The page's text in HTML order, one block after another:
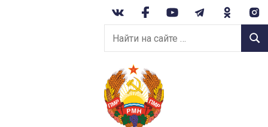
Найти
на
сайте: